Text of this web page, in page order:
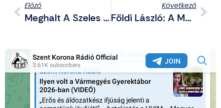
Előző
Meghalt A Szeles Mónika Teniszezőt Hátbaszúró Férfi
Következő
Földi László: A Magányos Farkas Szimbólumértéke